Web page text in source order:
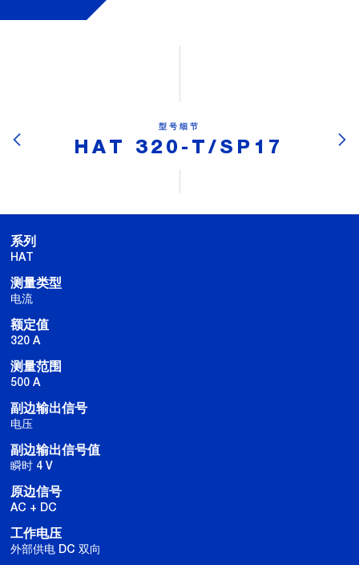
型号细节
HAT 320-T/SP17
系列
HAT
测量类型
电流
额定值
320 A
测量范围
500 A
副边输出信号
电压
副边输出信号值
瞬时 4 V
原边信号
AC + DC
工作电压
外部供电 DC 双向